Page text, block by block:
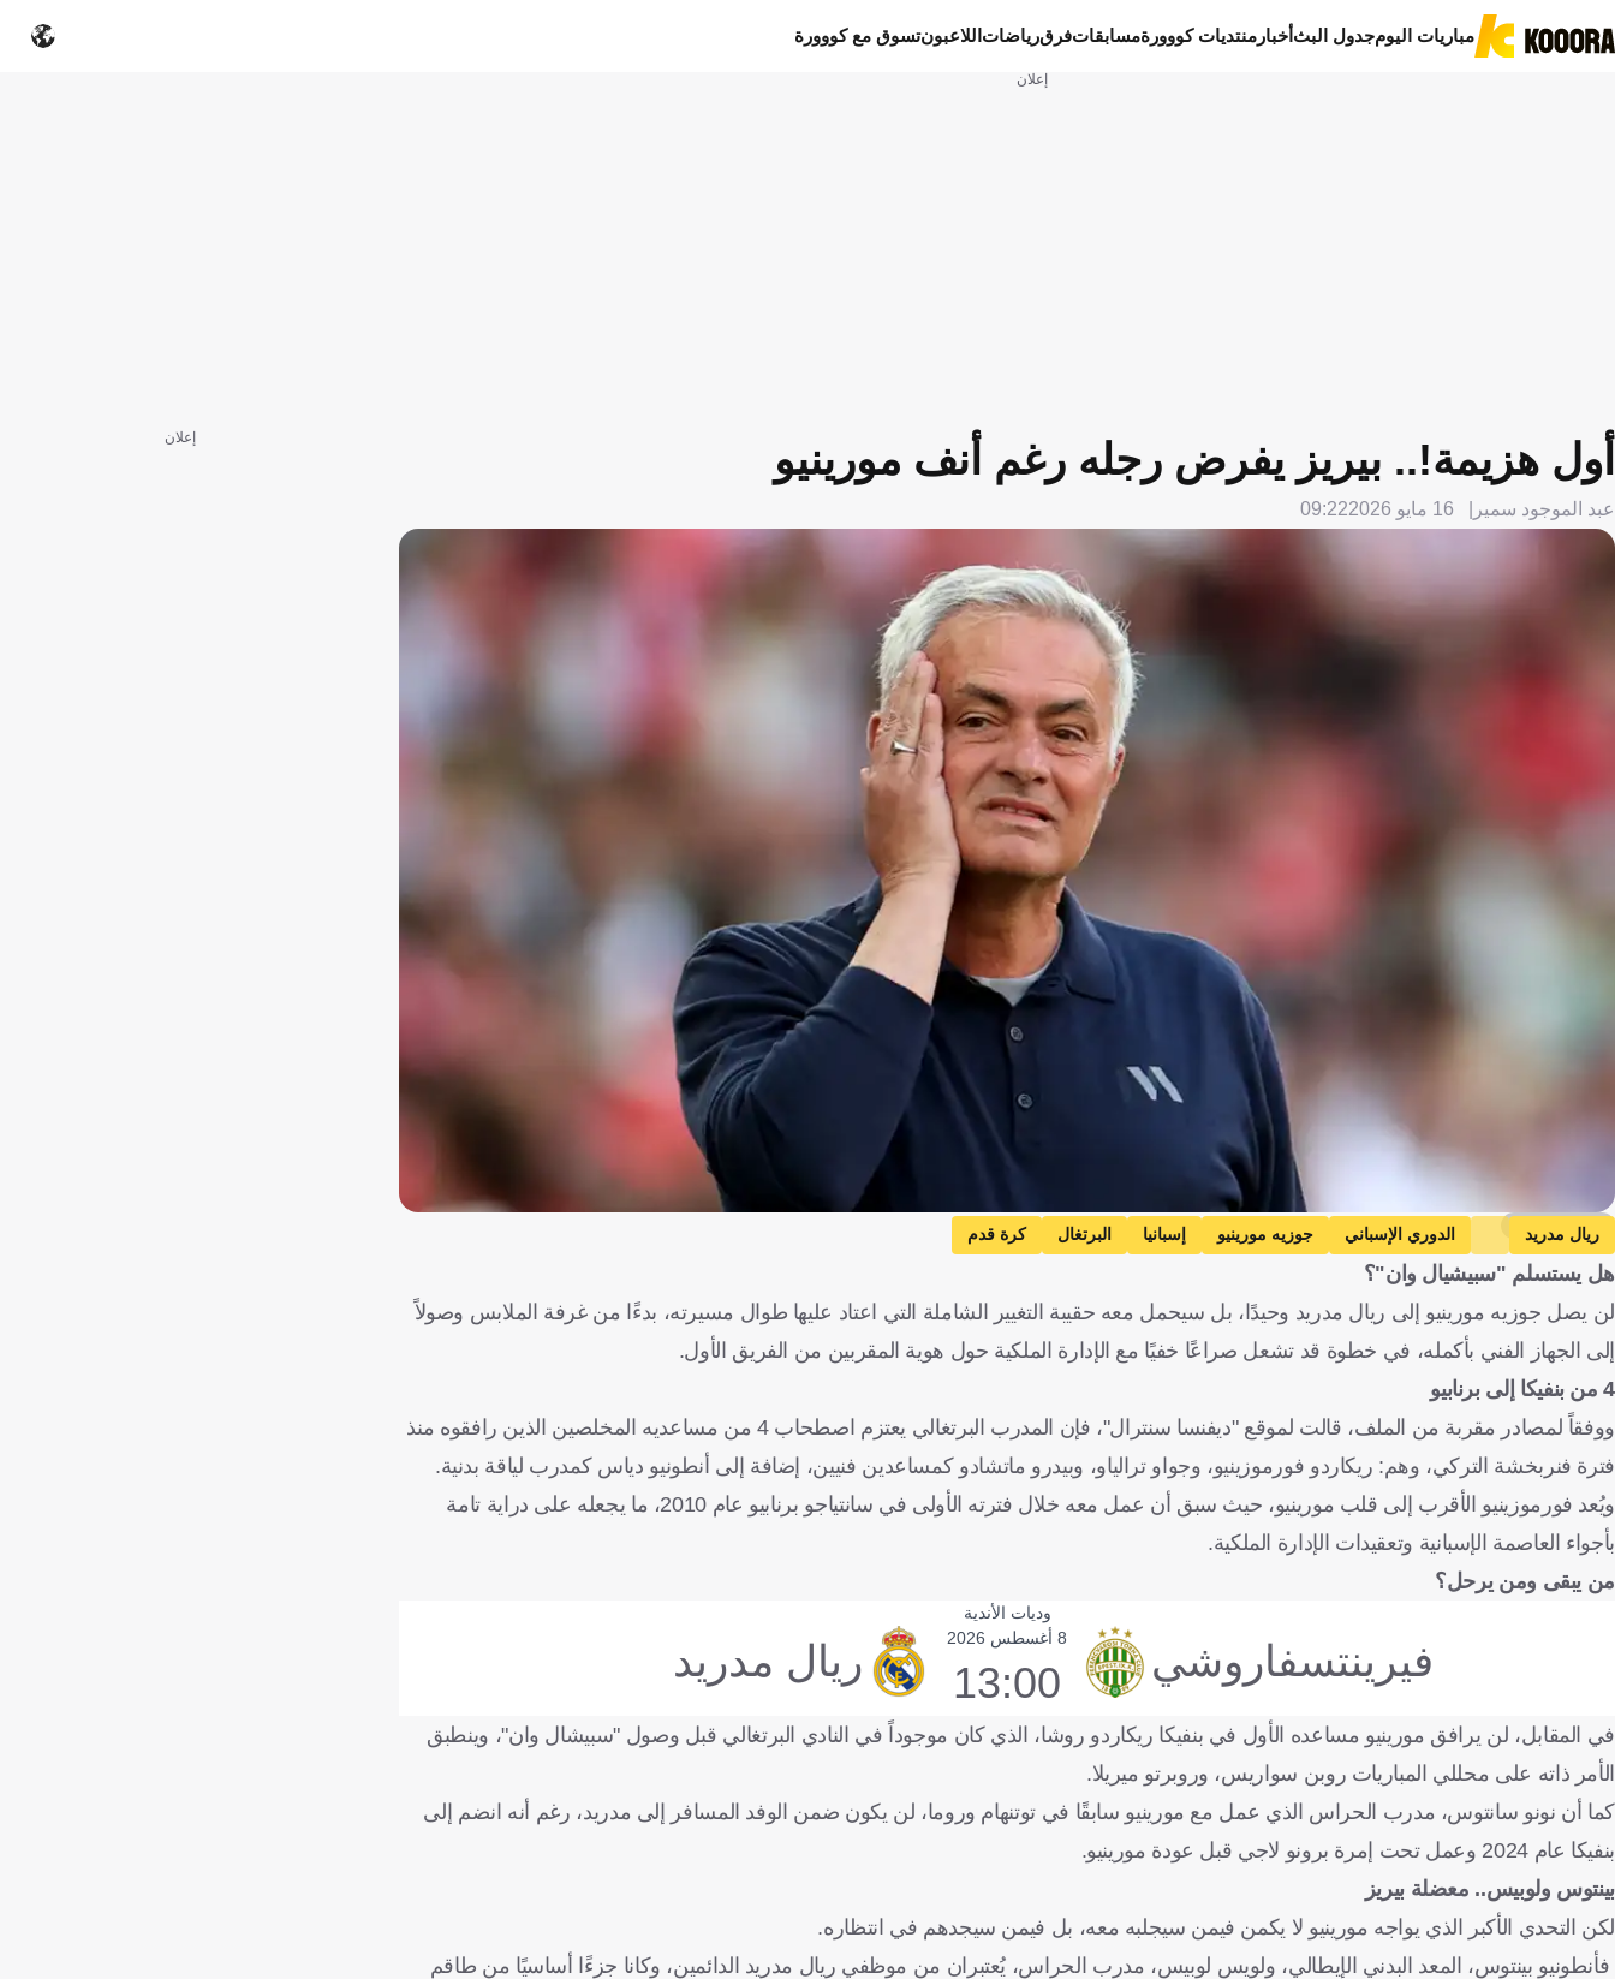
مباريات اليومجدول البثأخبار منتديات كووورةمسابقاتفرقرياضات اللاعبونتسوق مع كووورة
إعلان
أول هزيمة!.. بيريز يفرض رجله رغم أنف مورينيو
عبد الموجود سمير 16 مايو 2026 09:22
Getty Images
ريال مدريد الدوري الإسباني جوزيه مورينيو إسبانيا البرتغال كرة قدم
هل يستسلم "سبيشيال وان"؟
لن يصل جوزيه مورينيو إلى ريال مدريد وحيدًا، بل سيحمل معه حقيبة التغيير الشاملة التي اعتاد عليها طوال مسيرته، بدءًا من غرفة الملابس وصولاً
إلى الجهاز الفني بأكمله، في خطوة قد تشعل صراعًا خفيًا مع الإدارة الملكية حول هوية المقربين من الفريق الأول.
4 من بنفيكا إلى برنابيو
ووفقاً لمصادر مقربة من الملف، قالت لموقع "ديفنسا سنترال"، فإن المدرب البرتغالي يعتزم اصطحاب 4 من مساعديه المخلصين الذين رافقوه منذ
فترة فنربخشة التركي، وهم: ريكاردو فورموزينيو، وجواو ترالياو، وبيدرو ماتشادو كمساعدين فنيين، إضافة إلى أنطونيو دياس كمدرب لياقة بدنية.
ويُعد فورموزينيو الأقرب إلى قلب مورينيو، حيث سبق أن عمل معه خلال فترته الأولى في سانتياجو برنابيو عام 2010، ما يجعله على دراية تامة
بأجواء العاصمة الإسبانية وتعقيدات الإدارة الملكية.
من يبقى ومن يرحل؟
وديات الأندية
فيرينتسفاروشي 8 أغسطس 2026
13:00 ريال مدريد
في المقابل، لن يرافق مورينيو مساعده الأول في بنفيكا ريكاردو روشا، الذي كان موجوداً في النادي البرتغالي قبل وصول "سبيشال وان"، وينطبق
الأمر ذاته على محللي المباريات روبن سواريس، وروبرتو ميريلا.
كما أن نونو سانتوس، مدرب الحراس الذي عمل مع مورينيو سابقًا في توتنهام وروما، لن يكون ضمن الوفد المسافر إلى مدريد، رغم أنه انضم إلى
بنفيكا عام 2024 وعمل تحت إمرة برونو لاجي قبل عودة مورينيو.
بينتوس ولوبيس.. معضلة بيريز
لكن التحدي الأكبر الذي يواجه مورينيو لا يكمن فيمن سيجلبه معه، بل فيمن سيجدهم في انتظاره.
فأنطونيو بينتوس، المعد البدني الإيطالي، ولويس لوبيس، مدرب الحراس، يُعتبران من موظفي ريال مدريد الدائمين، وكانا جزءًا أساسيًا من طاقم
إعلان